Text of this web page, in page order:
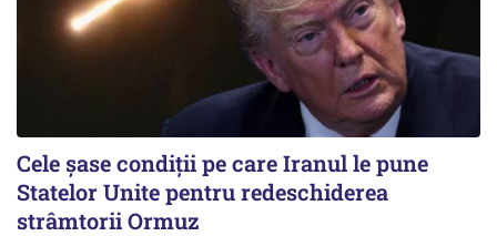
Cele șase condiții pe care Iranul le pune
Statelor Unite pentru redeschiderea
strâmtorii Ormuz